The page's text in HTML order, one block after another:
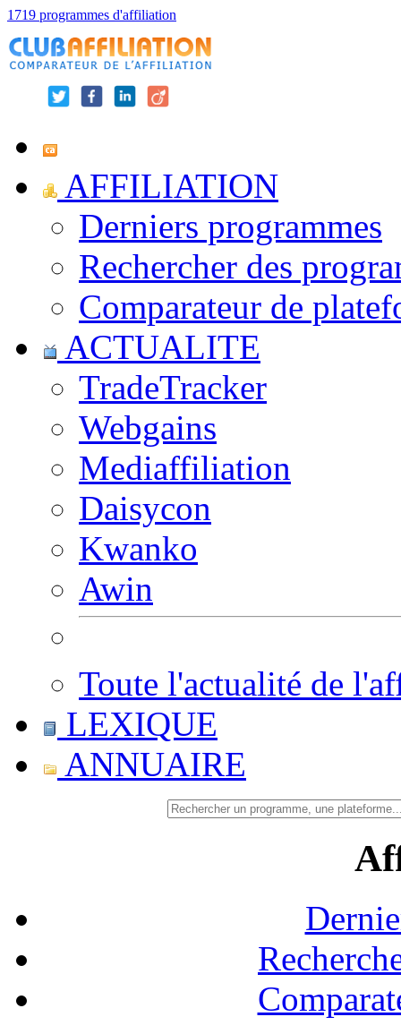
1719 programmes d'affiliation
AFFILIATION
Derniers programmes
Rechercher des
Comparateur de
ACTUALITE
TradeTracker
Webgains
Mediaffiliation
Daisycon
Kwanko
Awin
Toute l'actualité de
LEXIQUE
ANNUAIRE